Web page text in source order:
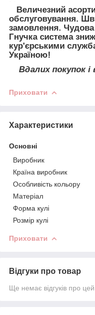
Величезний
обслуговування.
замовлення. Чудова
Гнучка система
кур'єрськими
Україною!
Вдалих покупок і
Приховати
Характеристики
Основні
Виробник
Країна виробник
Особливість кольору
Матеріал
Форма кулі
Розмір кулі
Приховати
Відгуки про товар
Ще немає відгуків про